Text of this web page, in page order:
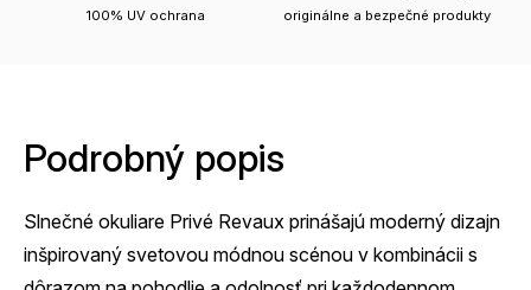
100% UV ochrana originálne a bezpečné produkty
Podrobný popis
Slnečné okuliare Privé Revaux prinášajú moderný dizajn
inšpirovaný svetovou módnou scénou v kombinácii s